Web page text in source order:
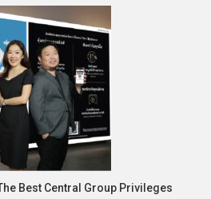
Best Central Group Privileges